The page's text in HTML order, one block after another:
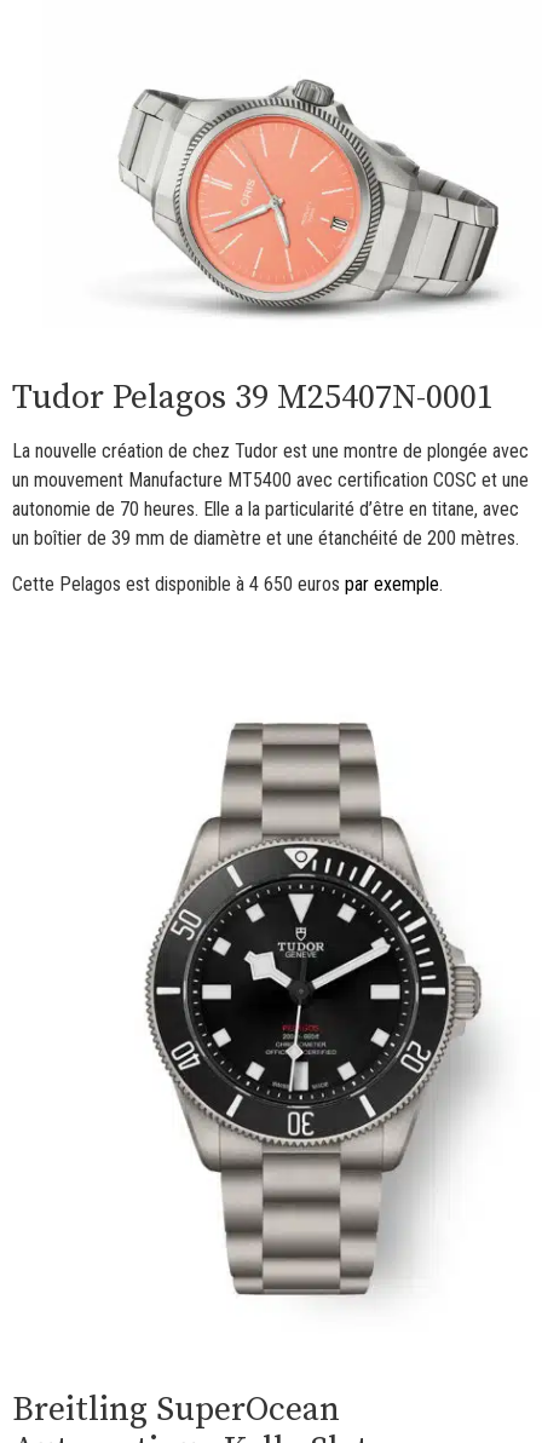
Tudor Pelagos 39 M25407N-0001
La nouvelle création de chez Tudor est une montre de plongée avec
un mouvement Manufacture MT5400 avec certification COSC et une
autonomie de 70 heures. Elle a la particularité d’être en titane, avec
un boîtier de 39 mm de diamètre et une étanchéité de 200 mètres.
Cette Pelagos est disponible à 4 650 euros par exemple.
Breitling SuperOcean